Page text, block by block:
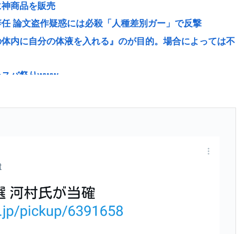
商品を販売
論文盗作疑惑には必殺「人種差別ガー」で反撃
内に自分の体液を入れる』のが目的。場合によっては不
バ祭りwww
疑惑、「Jリーグの審判を統括する人物」も含まれると報
義 👈 何て答える？
」スピンオフ作品、結局撮影中止が決定www
をつけ脅迫、少女達はモップで…657人が死亡した韓
ぎる実態